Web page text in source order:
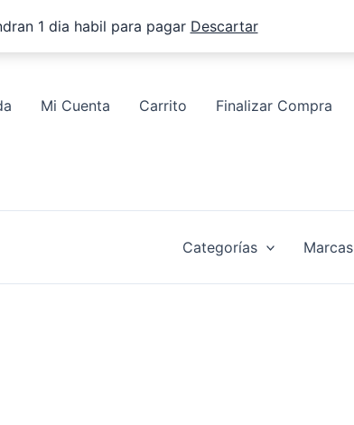
1 dia habil para pagar Descartar
Mi Cuenta Carrito Finalizar Compra
Categorías Marcas